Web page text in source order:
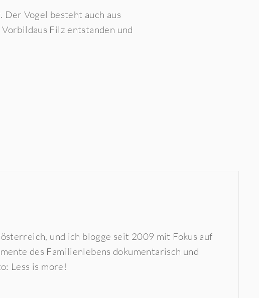
Vogel besteht auch aus
Vorbildaus Filz entstanden und
und ich blogge seit 2009 mit Fokus auf
des Familienlebens dokumentarisch und
Less is more!